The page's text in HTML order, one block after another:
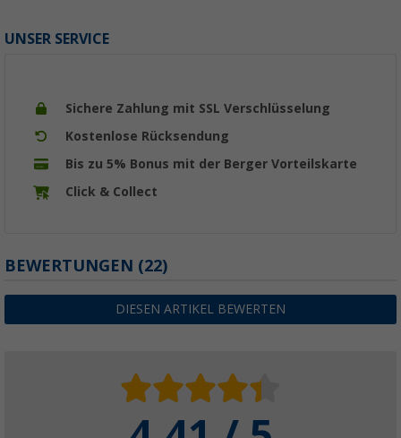
UNSER SERVICE
Sichere Zahlung mit SSL Verschlüsselung
Kostenlose Rücksendung
Bis zu 5% Bonus mit der Berger Vorteilskarte
Click & Collect
BEWERTUNGEN (22)
DIESEN ARTIKEL BEWERTEN